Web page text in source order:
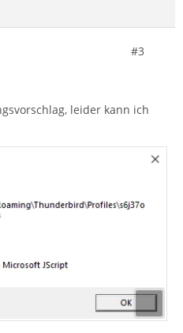
#3
leider kann ich